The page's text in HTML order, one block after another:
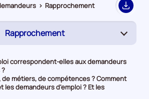
> Rapprochement Export
Rapprochement
(page
d'emploi
Offres d’emploi
correspondent-elles aux demandeurs
métiers, de compétences ? Comment
les demandeurs d'emploi ? Et les